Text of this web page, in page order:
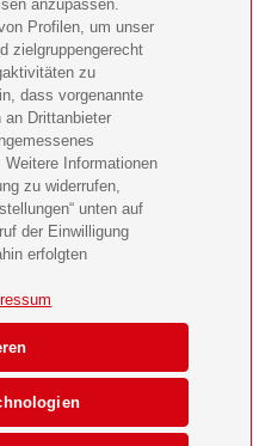
& Cookies
anzupassen.
Profilen, um unser
zielgruppengerecht
zu
dass vorgenannte
an Drittanbieter
Informationen
zu widerrufen,
unten auf
der Einwilligung
erfolgten